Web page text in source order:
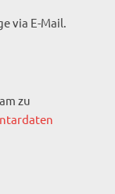
via E-Mail.
zu